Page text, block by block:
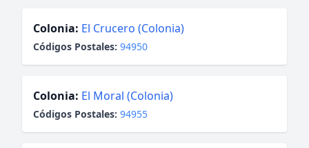
Colonia: El Crucero (Colonia)
Códigos Postales: 94950
Colonia: El Moral (Colonia)
Códigos Postales: 94955